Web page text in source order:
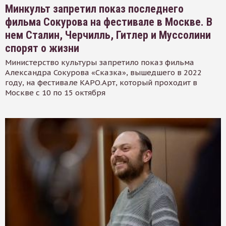
Минкульт запретил показ последнего
фильма Сокурова на фестивале в Москве. В
нем Сталин, Черчилль, Гитлер и Муссолини
спорят о жизни
Министерство культуры запретило показ фильма
Александра Сокурова «Сказка», вышедшего в 2022
году, на фестивале КАРО.Арт, который проходит в
Москве с 10 по 15 октября